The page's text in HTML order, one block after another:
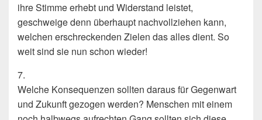
ihre Stimme erhebt und Wider­stand leistet,
geschweige denn überhaupt nachvollziehen kann,
welchen erschrecken­den Zielen das alles dient. So
weit sind sie nun schon wieder!
7.
Welche Konsequenzen sollten daraus für Gegenwart
und Zukunft gezogen werden? Menschen mit einem